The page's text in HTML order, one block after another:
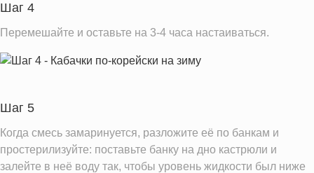
Шаг 4
Перемешайте и оставьте на 3-4 часа настаиваться.
Шаг 5
Когда смесь замаринуется, разложите её по банкам и
простерилизуйте: поставьте банку на дно кастрюли и
залейте в неё воду так, чтобы уровень жидкости был ниже